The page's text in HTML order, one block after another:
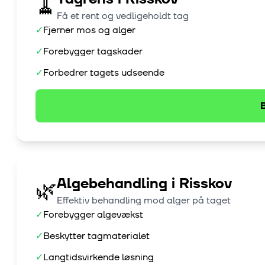
🧹 Få et rent og vedligeholdt tag
✓Fjerner mos og alger
✓Forebygger tagskader
✓Forbedrer tagets udseende
🌿Algebehandling i Risskov
Effektiv behandling mod alger på taget
✓Forebygger algevækst
✓Beskytter tagmaterialet
✓Langtidsvirkende løsning